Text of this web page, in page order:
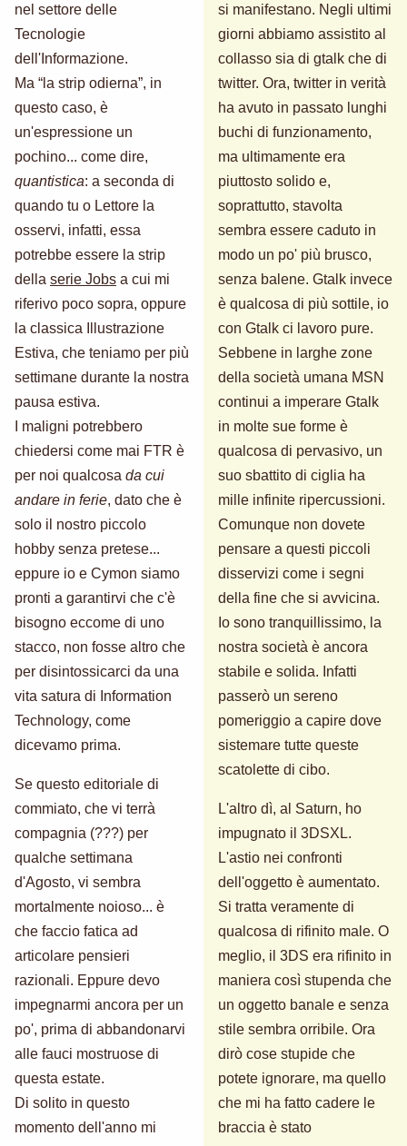
nel settore delle
Tecnologie
dell'Informazione.
Ma “la strip odierna”, in
questo caso, è
un'espressione un
pochino... come dire,
quantistica: a seconda di
quando tu o Lettore la
osservi, infatti, essa
potrebbe essere la strip
della serie Jobs a cui mi
riferivo poco sopra, oppure
la classica Illustrazione
Estiva, che teniamo per più
settimane durante la nostra
pausa estiva.
I maligni potrebbero
chiedersi come mai FTR è
per noi qualcosa da cui
andare in ferie, dato che è
solo il nostro piccolo
hobby senza pretese...
eppure io e Cymon siamo
pronti a garantirvi che c'è
bisogno eccome di uno
stacco, non fosse altro che
per disintossicarci da una
vita satura di Information
Technology, come
dicevamo prima.
Se questo editoriale di
commiato, che vi terrà
compagnia (???) per
qualche settimana
d'Agosto, vi sembra
mortalmente noioso... è
che faccio fatica ad
articolare pensieri
razionali. Eppure devo
impegnarmi ancora per un
po', prima di abbandonarvi
alle fauci mostruose di
questa estate.
Di solito in questo
momento dell'anno mi
si manifestano. Negli ultimi
giorni abbiamo assistito al
collasso sia di gtalk che di
twitter. Ora, twitter in verità
ha avuto in passato lunghi
buchi di funzionamento,
ma ultimamente era
piuttosto solido e,
soprattutto, stavolta
sembra essere caduto in
modo un po' più brusco,
senza balene. Gtalk invece
è qualcosa di più sottile, io
con Gtalk ci lavoro pure.
Sebbene in larghe zone
della società umana MSN
continui a imperare Gtalk
in molte sue forme è
qualcosa di pervasivo, un
suo sbattito di ciglia ha
mille infinite ripercussioni.
Comunque non dovete
pensare a questi piccoli
disservizi come i segni
della fine che si avvicina.
Io sono tranquillissimo, la
nostra società è ancora
stabile e solida. Infatti
passerò un sereno
pomeriggio a capire dove
sistemare tutte queste
scatolette di cibo.
L'altro dì, al Saturn, ho
impugnato il 3DSXL.
L'astio nei confronti
dell'oggetto è aumentato.
Si tratta veramente di
qualcosa di rifinito male. O
meglio, il 3DS era rifinito in
maniera così stupenda che
un oggetto banale e senza
stile sembra orribile. Ora
dirò cose stupide che
potete ignorare, ma quello
che mi ha fatto cadere le
braccia è stato